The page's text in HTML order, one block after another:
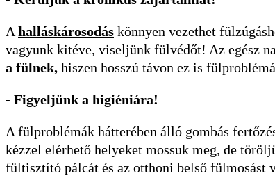
A halláskárosodás könnyen vezethet
vagyunk kitéve, viseljünk fülvédőt! Az egész
a fülnek, hiszen hosszú távon ez is
- Figyeljünk a higiéniára!
A fülproblémák hátterében álló gombás
kézzel elérhető helyeket mossuk meg, de
fültisztító pálcát és az otthoni belső